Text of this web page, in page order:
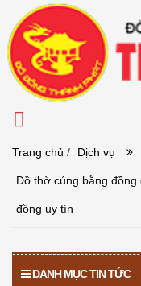
Trang chủ / Dịch vụ
Đồ thờ cúng bằng đồng
đồng uy tín
DANH MỤC TIN TỨC